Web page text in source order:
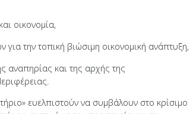
οικονομία,
την τοπική βιώσιμη οικονομική ανάπτυξη,
αναπηρίας και της αρχής της
ευελπιστούν να συμβάλουν στο κρίσιμο